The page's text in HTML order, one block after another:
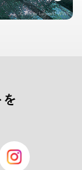
© Roger Leguen / WWF
を